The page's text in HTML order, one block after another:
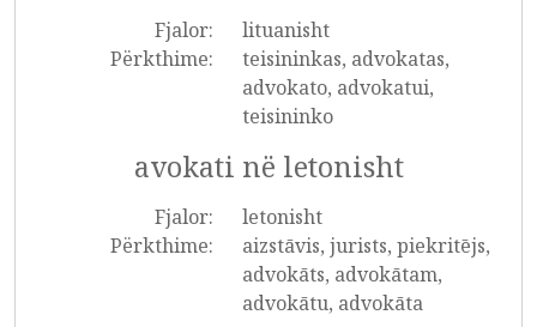
Fjalor:
lituanisht
Përkthime:
teisininkas, advokatas,
advokato, advokatui,
teisininko
avokati në letonisht
Fjalor:
letonisht
Përkthime:
aizstāvis, jurists, piekritējs,
advokāts, advokātam,
advokātu, advokāta